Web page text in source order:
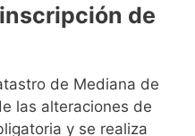
de
de Mediana de
las alteraciones de
y se realiza